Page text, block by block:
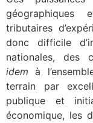
tributaires
donc difficile
nationales, des
idem à
terrain par
publique et
économique, les